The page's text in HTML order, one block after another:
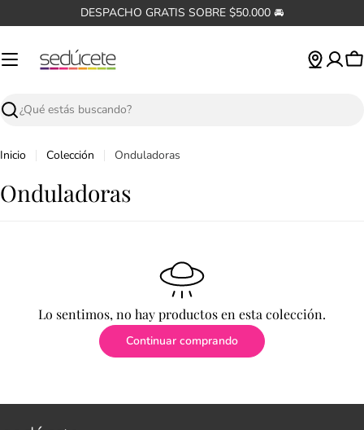
al
DESPACHO GRATIS SOBRE $50.000 🚘
Buscar
Inicio Colección Onduladoras
C
n
Onduladoras
Lo sentimos, no hay productos en esta colección.
Continuar comprando